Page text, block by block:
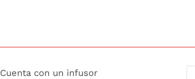
Cuenta con un infusor